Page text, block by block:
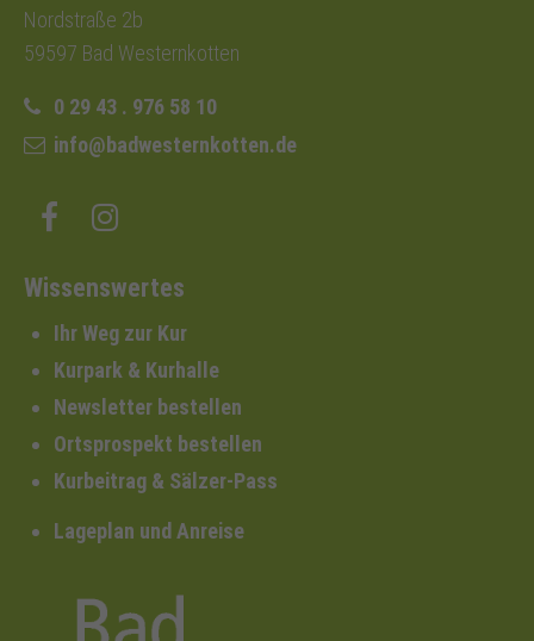
Nordstraße 2b
59597 Bad Westernkotten
0 29 43 . 976 58 10
info@badwesternkotten.de
Wissenswertes
Ihr Weg zur Kur
Kurpark & Kurhalle
Newsletter bestellen
Ortsprospekt bestellen
Kurbeitrag & Sälzer-Pass
Lageplan und Anreise